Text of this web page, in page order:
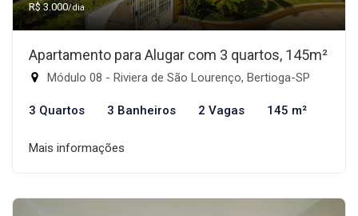
R$ 3.000/dia
Apartamento para Alugar com 3 quartos, 145m²
Módulo 08 - Riviera de São Lourenço, Bertioga-SP
3 Quartos 3 Banheiros 2 Vagas 145 m²
Mais informações